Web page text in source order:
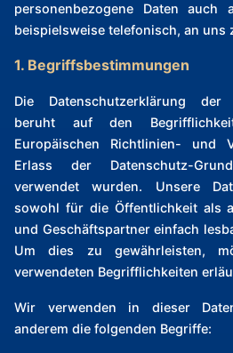
personenbezogene Daten auch
beispielsweise telefonisch, an uns
1. Begriffsbestimmungen
Die Datenschutzerklärung der
beruht auf den
Europäischen Richtlinien- und
Erlass der Datenschutz-
verwendet wurden. Unsere
sowohl für die Öffentlichkeit als
und Geschäftspartner einfach
Um dies zu gewährleisten,
verwendeten Begrifflichkeiten
Wir verwenden in dieser
anderem die folgenden Begriffe: